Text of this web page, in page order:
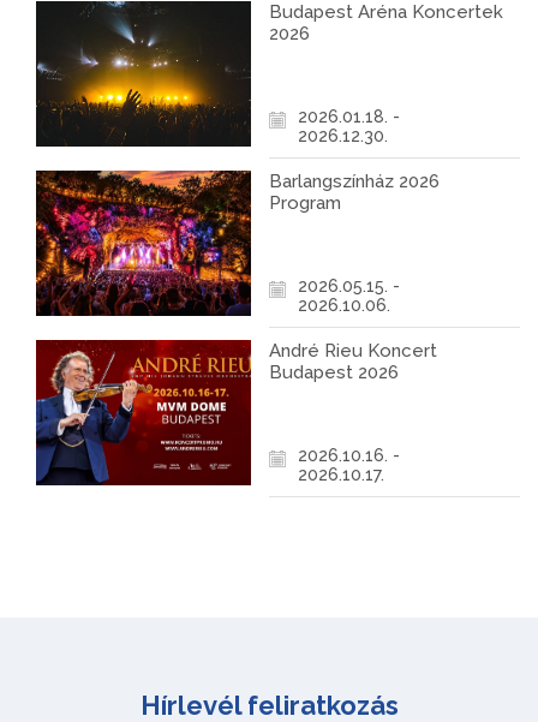
Budapest Aréna Koncertek
2026
2026.01.18. -
2026.12.30.
Barlangszínház 2026
Program
2026.05.15. -
2026.10.06.
André Rieu Koncert
Budapest 2026
2026.10.16. -
2026.10.17.
Hírlevél feliratkozás